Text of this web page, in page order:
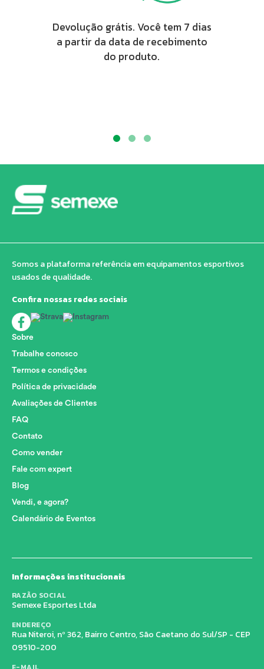
Devolução grátis. Você tem 7 dias
a partir da data de recebimento
do produto.
Somos a plataforma referência em equipamentos esportivos
usados de qualidade.
Confira nossas redes sociais
Sobre
Trabalhe conosco
Termos e condições
Política de privacidade
Avaliações de Clientes
FAQ
Contato
Como vender
Fale com expert
Blog
Vendi, e agora?
Calendário de Eventos
Informações institucionais
RAZÃO SOCIAL
Semexe Esportes Ltda
ENDEREÇO
Rua Niteroi, nº 362, Bairro Centro, São Caetano do Sul/SP - CEP
09510-200